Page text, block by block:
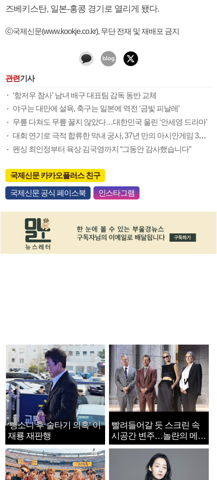
즈베키스탄, 일본-홍콩 경기로 열리게 됐다.
ⓒ국제신문(www.kookje.co.kr), 무단 전재 및 재배포 금지
관련기사
‘항저우 참사’ 남녀 배구 대표팀 감독 동반 교체
야구는 대만에 설욕, 축구는 일본에 역전 ‘금빛 피날레’
무릎 다쳐도 무릎 꿇지 않았다…대한민국 울린 ‘안세영 드라마’
대회 연기로 극적 합류한 막내 궁사, 37년 만의 아시안게임 3관왕 쐈다
펜싱 최인정부터 육상 김국영까지 “그동안 감사했습니다”
국제신문 카카오플러스 친구
국제신문 공식 페이스북 인스타그램
‘뺑소니 후 술타기 의혹’ 이
재룡 재판행
빨려들어갈 듯 스크린 속
시공간 변주…놀란의 메시
지는 ‘전쟁 속죄’